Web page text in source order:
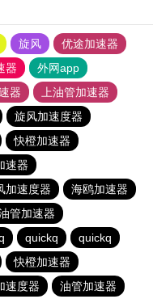
旋风
优途加速器
器
外网app
器
上油管加速器
旋风加速度器
快橙加速器
速器
加速度器
海鸥加速器
管加速器
quickq
quickq
快橙加速器
速度器 油管加速器